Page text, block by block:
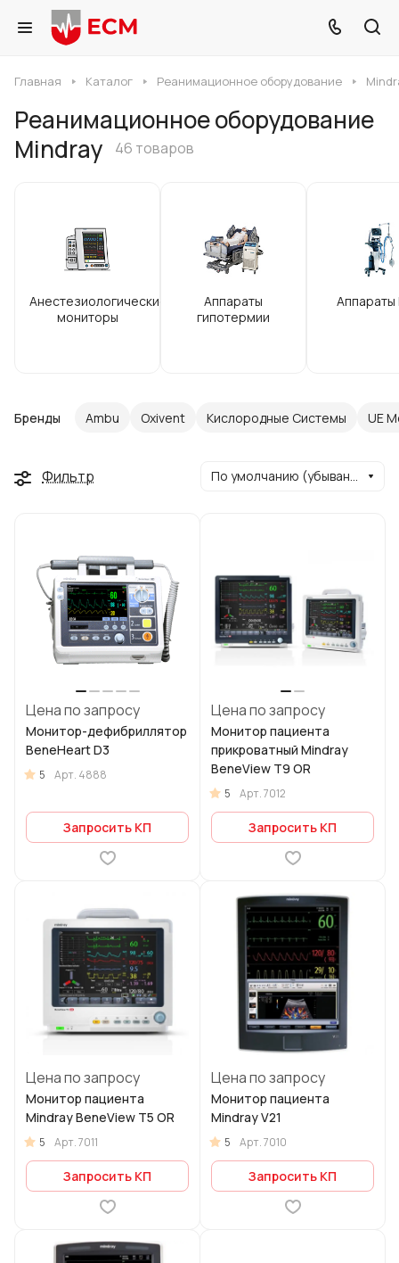
Главная Каталог Реанимационное оборудование
Реанимационное оборудование
Mindray
46 товаров
Анестезиологические
мониторы
Аппараты
гипотермии
Бренды Ambu Oxivent Кислородные Системы UE
Фильтр По умолчанию (убывание)
Цена по запросу
Монитор-дефибриллятор
BeneHeart D3
5 Арт. 4888
Запросить КП
Цена по запросу
Монитор пациента
прикроватный Mindray
BeneView T9 OR
5 Арт.7012
Запросить КП
Цена по запросу
Монитор пациента
Mindray BeneView T5 OR
5 Арт.7011
Запросить КП
Цена по запросу
Монитор пациента
Mindray V21
5 Арт.7010
Запросить КП